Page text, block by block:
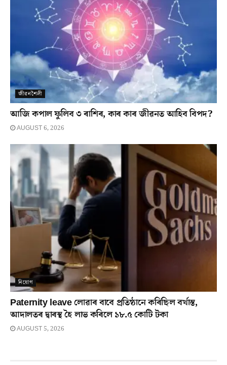
জীৱনশৈলী
আজি কপাল ফুলিব ৩ ৰাশিৰ, কাৰ কাৰ জীৱনত আহিব বিপদ?
AUGUST 6, 2026
নিয়োগ
Paternity leave লোৱাৰ বাবে প্ৰতিষ্ঠানে কৰিছিল বৰ্খাস্ত,
আদালতৰ দ্বাৰস্থ হৈ লাভ কৰিলে ১৮.৫ কোটি টকা
AUGUST 5, 2026